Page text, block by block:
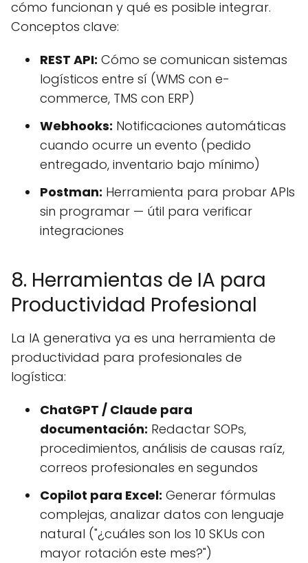
cómo funcionan y qué es posible integrar.
Conceptos clave:
REST API: Cómo se comunican sistemas
logísticos entre sí (WMS con e-
commerce, TMS con ERP)
Webhooks: Notificaciones automáticas
cuando ocurre un evento (pedido
entregado, inventario bajo mínimo)
Postman: Herramienta para probar APIs
sin programar — útil para verificar
integraciones
8. Herramientas de IA para
Productividad Profesional
La IA generativa ya es una herramienta de
productividad para profesionales de
logística:
ChatGPT / Claude para
documentación: Redactar SOPs,
procedimientos, análisis de causas raíz,
correos profesionales en segundos
Copilot para Excel: Generar fórmulas
complejas, analizar datos con lenguaje
natural ("¿cuáles son los 10 SKUs con
mayor rotación este mes?")